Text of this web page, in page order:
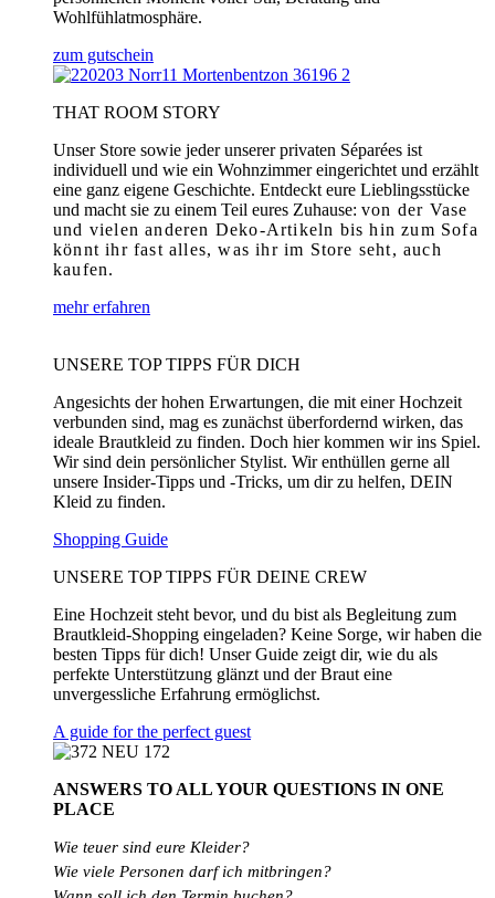
Wohlfühlatmosphäre.
zum gutschein
THAT ROOM STORY
Unser Store sowie jeder unserer privaten Séparées ist
individuell und wie ein Wohnzimmer eingerichtet und erzählt
eine ganz eigene Geschichte. Entdeckt eure Lieblingsstücke
und macht sie zu einem Teil eures Zuhause: von der Vase
und vielen anderen Deko-Artikeln bis hin zum Sofa
könnt ihr fast alles, was ihr im Store seht, auch
kaufen.
mehr erfahren
UNSERE TOP TIPPS FÜR DICH
Angesichts der hohen Erwartungen, die mit einer Hochzeit
verbunden sind, mag es zunächst überfordernd wirken, das
ideale Brautkleid zu finden. Doch hier kommen wir ins Spiel.
Wir sind dein persönlicher Stylist. Wir enthüllen gerne all
unsere Insider-Tipps und -Tricks, um dir zu helfen, DEIN
Kleid zu finden.
Shopping Guide
UNSERE TOP TIPPS FÜR DEINE CREW
Eine Hochzeit steht bevor, und du bist als Begleitung zum
Brautkleid-Shopping eingeladen? Keine Sorge, wir haben die
besten Tipps für dich! Unser Guide zeigt dir, wie du als
perfekte Unterstützung glänzt und der Braut eine
unvergessliche Erfahrung ermöglichst.
A guide for the perfect guest
ANSWERS TO ALLYOUR QUESTIONS IN ONE
PLACE
Wie teuer sind eure Kleider?
Wie viele Personen darf ich mitbringen?